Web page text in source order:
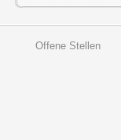
Offene Stellen